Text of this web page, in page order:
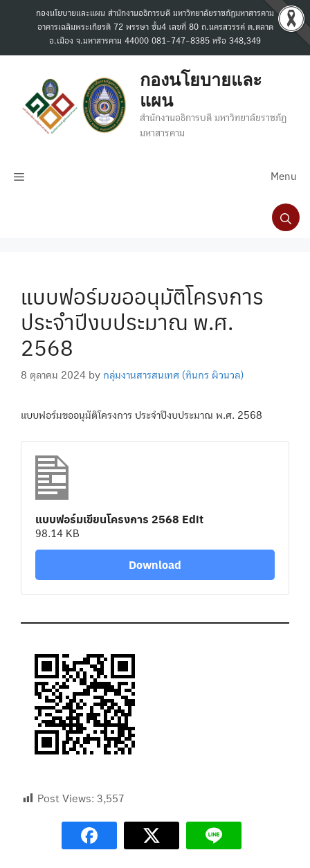
กองนโยบายและแผน สำนักงานอธิการบดี มหาวิทยาลัยราชภัฏมหาสารคาม
อาคารเฉลิมพระเกียรติ 72 พรรษา ชั้น4 เลขที่ 80 ถ.นครสวรรค์ ต.ตลาด
อ.เมือง จ.มหาสารคาม 44000 081-747-8385 หรือ 348,349
กองนโยบายและ
แผน
สำนักงานอธิการบดี มหาวิทยาลัยราชภัฏ
มหาสารคาม
Menu
แบบฟอร์มขออนุมัติโครงการ
ประจำปีงบประมาณ พ.ศ.
2568
8 ตุลาคม 2024 by กลุ่มงานสารสนเทศ (ทินกร ผิวนวล)
แบบฟอร์มขออนุมัติโครงการ ประจำปีงบประมาณ พ.ศ. 2568
แบบฟอร์มเขียนโครงการ 2568 Edit
98.14 KB
Download
Post Views: 3,557